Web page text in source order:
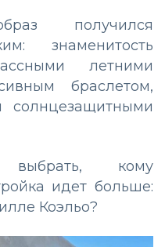
получился
знаменитость
летними
браслетом,
солнцезащитными
кому
идет больше:
Коэльо?